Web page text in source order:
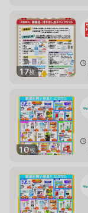
17枚
10枚